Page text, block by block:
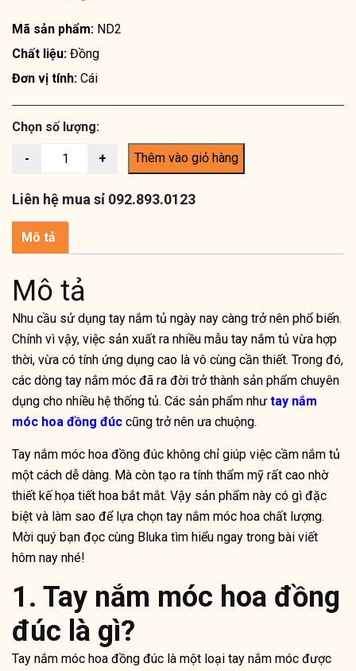
Mã sản phẩm: ND2
Chất liệu: Đồng
Đơn vị tính: Cái
Chọn số lượng:
Thêm vào giỏ hàng
Liên hệ mua sỉ 092.893.0123
Mô tả
Mô tả
Nhu cầu sử dụng tay nắm tủ ngày nay càng trở nên phổ biến.
Chính vì vậy, việc sản xuất ra nhiều mẫu tay nắm tủ vừa hợp
thời, vừa có tính ứng dụng cao là vô cùng cần thiết. Trong đó,
các dòng tay nắm móc đã ra đời trở thành sản phẩm chuyên
dụng cho nhiều hệ thống tủ. Các sản phẩm như tay nắm
móc hoa đồng đúc cũng trở nên ưa chuộng.
Tay nắm móc hoa đồng đúc không chỉ giúp việc cầm nắm tủ
một cách dễ dàng. Mà còn tạo ra tính thẩm mỹ rất cao nhờ
thiết kế họa tiết hoa bắt mắt. Vậy sản phẩm này có gì đặc
biệt và làm sao để lựa chọn tay nắm móc hoa chất lượng.
Mời quý bạn đọc cùng Bluka tìm hiểu ngay trong bài viết
hôm nay nhé!
1. Tay nắm móc hoa đồng
đúc là gì?
Tay nắm móc hoa đồng đúc là một loại tay nắm móc được